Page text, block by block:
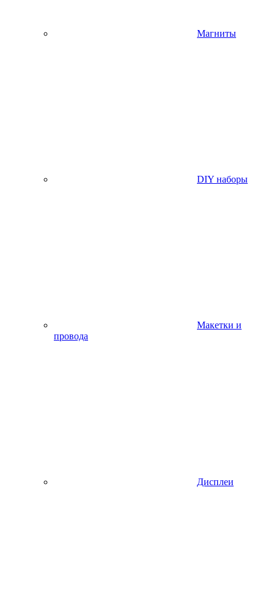
Магниты
DIY наборы
Макетки и
провода
Дисплеи